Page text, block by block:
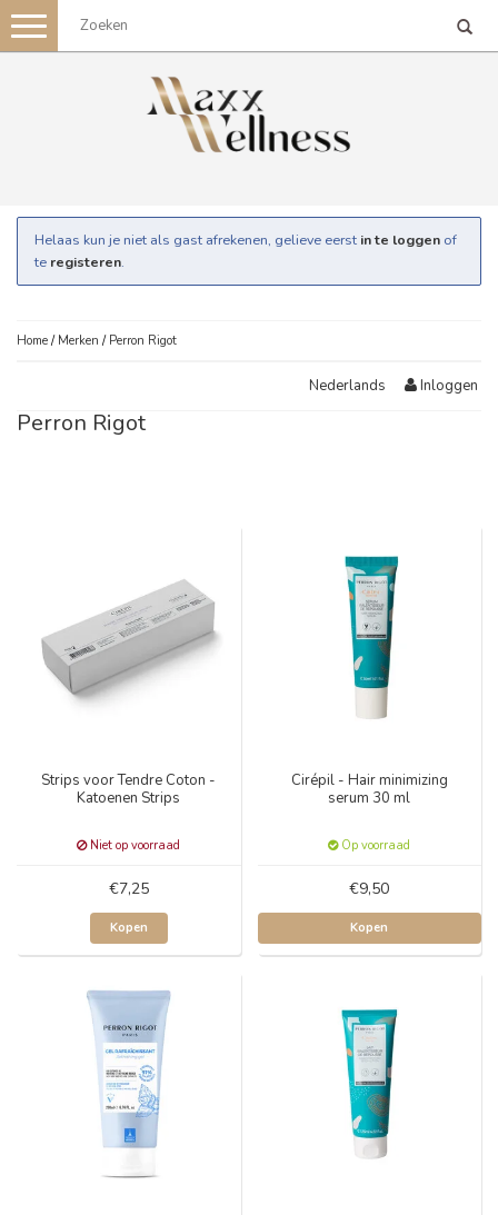
Toggle
navigation
Helaas kun je niet als gast afrekenen, gelieve eerst in te loggen of
te registeren.
Home / Merken / Perron Rigot
Nederlands Inloggen
Perron Rigot
Strips voor Tendre Coton -
Katoenen Strips
Niet op voorraad
€7,25
Kopen
Cirépil - Hair minimizing
serum 30 ml
Op voorraad
€9,50
Kopen